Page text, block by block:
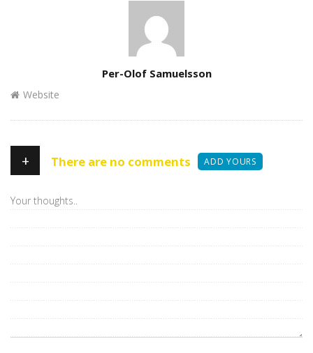
Per-Olof Samuelsson
Website
+ There are no comments ADD YOURS